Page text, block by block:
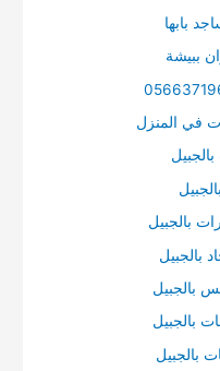
بابها
ببيشة
في المنزل
بالجبيل
بالجبيل
بالجبيل
بالجبيل
بالجبيل